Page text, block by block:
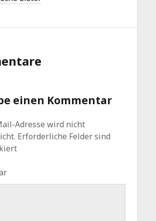
einen Kommentar
Adresse wird nicht
Erforderliche Felder sind